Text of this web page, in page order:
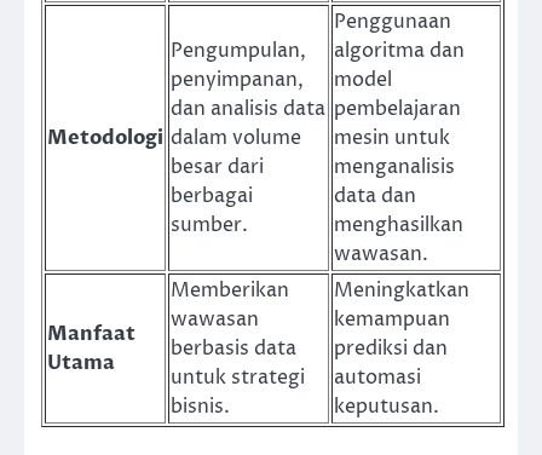
Metodologi
Pengumpulan,
penyimpanan,
dan analisis data
dalam volume
besar dari
berbagai
sumber.
Penggunaan
algoritma dan
model
pembelajaran
mesin untuk
menganalisis
data dan
menghasilkan
wawasan.
Manfaat
Utama
Memberikan
wawasan
berbasis data
untuk strategi
bisnis.
Meningkatkan
kemampuan
prediksi dan
automasi
keputusan.